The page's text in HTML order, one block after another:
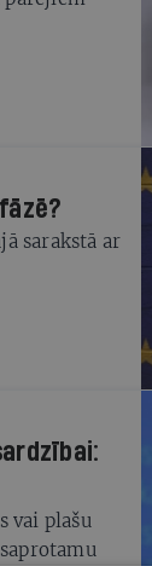
sarakstā ar
vai plašu